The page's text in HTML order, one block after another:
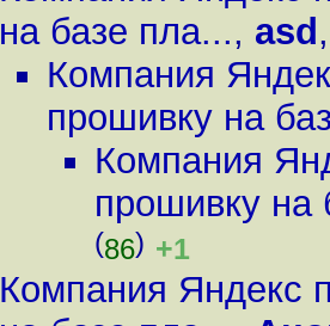
на базе пла..., asd
Компания
прошивку на
Компания
прошивку на
(86) +1
Компания Яндекс